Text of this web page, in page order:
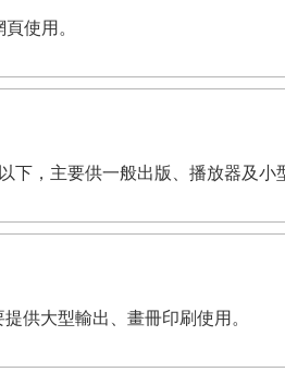
使用。
，主要供一般出版、播放器及小
供大型輸出、畫冊印刷使用。